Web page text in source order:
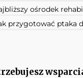
ośrodek
przygotować ptaka